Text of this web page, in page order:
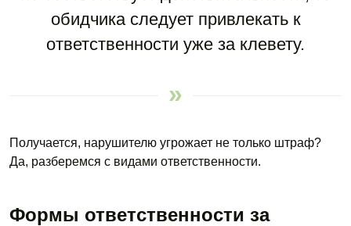
обидчика следует привлекать к
ответственности уже за клевету.
Получается, нарушителю угрожает не только штраф?
Да, разберемся с видами ответственности.
Формы ответственности за